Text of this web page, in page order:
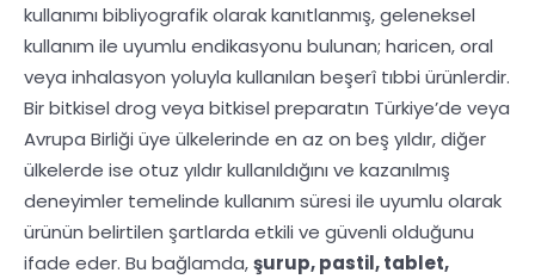
kullanımı bibliyografik olarak kanıtlanmış, geleneksel
kullanım ile uyumlu endikasyonu bulunan; haricen, oral
veya inhalasyon yoluyla kullanılan beşerî tıbbi ürünlerdir.
Bir bitkisel drog veya bitkisel preparatın Türkiye’de veya
Avrupa Birliği üye ülkelerinde en az on beş yıldır, diğer
ülkelerde ise otuz yıldır kullanıldığını ve kazanılmış
deneyimler temelinde kullanım süresi ile uyumlu olarak
ürünün belirtilen şartlarda etkili ve güvenli olduğunu
ifade eder. Bu bağlamda,şurup, pastil, tablet,